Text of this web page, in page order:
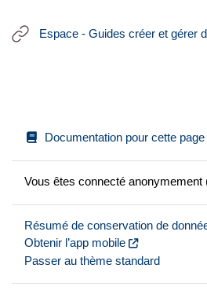
Espace - Guides créer et gérer
Documentation pour cette page
Vous êtes connecté anonymement
Résumé de conservation de
Obtenir l’app mobile
Passer au thème standard